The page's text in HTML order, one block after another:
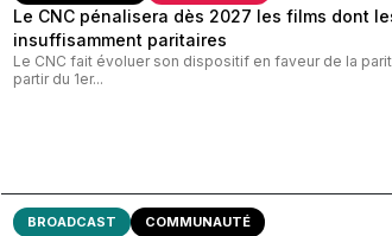
Le CNC pénalisera dès 2027 les films dont
insuffisamment paritaires
Le CNC fait évoluer son dispositif en faveur de la
partir du 1er...
BROADCAST COMMUNAUTÉ